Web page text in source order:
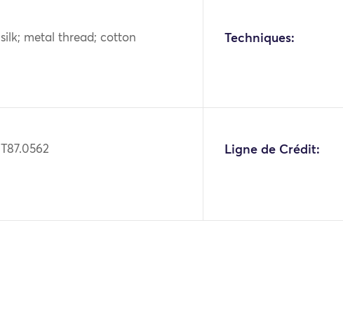
silk; metal thread; cotton Techniques:
T87.0562 Ligne de Crédit: